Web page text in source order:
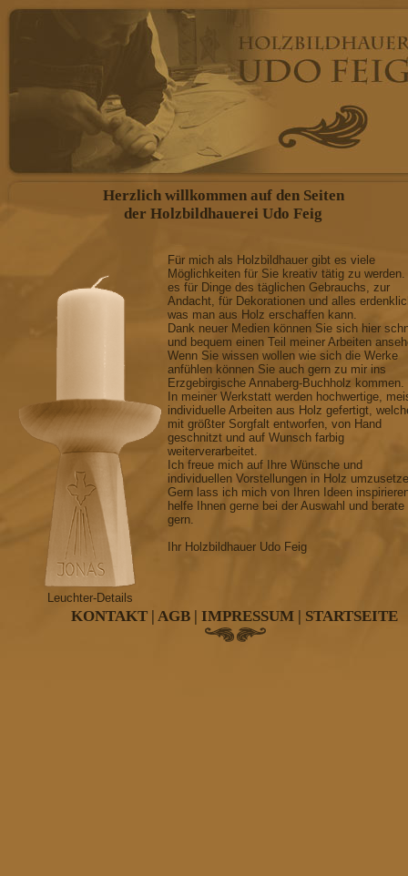
Herzlich willkommen auf den Seiten
der Holzbildhauerei Udo Feig
Leuchter-Details
Für mich als Holzbildhauer gibt es viele
Möglichkeiten für Sie kreativ tätig zu
es für Dinge des täglichen Gebrauchs, zur
Andacht, für Dekorationen und alles
was man aus Holz erschaffen kann.
Dank neuer Medien können Sie sich hier
und bequem einen Teil meiner Arbeiten
Wenn Sie wissen wollen wie sich die Werke
anfühlen können Sie auch gern zu mir ins
Erzgebirgische Annaberg-Buchholz kommen.
In meiner Werkstatt werden hochwertige,
individuelle Arbeiten aus Holz gefertigt,
mit größter Sorgfalt entworfen, von Hand
geschnitzt und auf Wunsch farbig
weiterverarbeitet.
Ich freue mich auf Ihre Wünsche und
individuellen Vorstellungen in Holz
Gern lass ich mich von Ihren Ideen
helfe Ihnen gerne bei der Auswahl und berate
gern.
Ihr Holzbildhauer Udo Feig
KONTAKT | AGB | IMPRESSUM | STARTSEITE